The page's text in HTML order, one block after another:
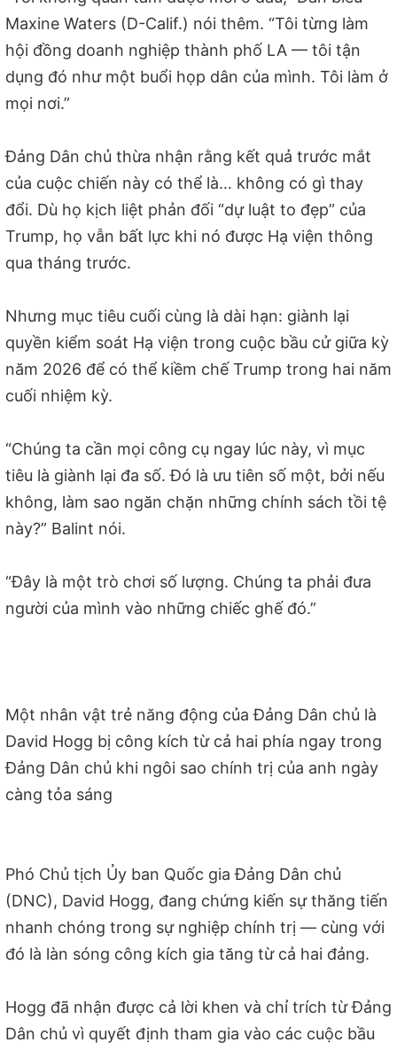
Maxine Waters (D-Calif.) nói thêm. “Tôi từng làm
hội đồng doanh nghiệp thành phố LA — tôi tận
dụng đó như một buổi họp dân của mình. Tôi làm ở
mọi nơi.”
Đảng Dân chủ thừa nhận rằng kết quả trước mắt
của cuộc chiến này có thể là… không có gì thay
đổi. Dù họ kịch liệt phản đối “dự luật to đẹp” của
Trump, họ vẫn bất lực khi nó được Hạ viện thông
qua tháng trước.
Nhưng mục tiêu cuối cùng là dài hạn: giành lại
quyền kiểm soát Hạ viện trong cuộc bầu cử giữa kỳ
năm 2026 để có thể kiềm chế Trump trong hai năm
cuối nhiệm kỳ.
“Chúng ta cần mọi công cụ ngay lúc này, vì mục
tiêu là giành lại đa số. Đó là ưu tiên số một, bởi nếu
không, làm sao ngăn chặn những chính sách tồi tệ
này?” Balint nói.
“Đây là một trò chơi số lượng. Chúng ta phải đưa
người của mình vào những chiếc ghế đó.”
Một nhân vật trẻ năng động của Đảng Dân chủ là
David Hogg bị công kích từ cả hai phía ngay trong
Đảng Dân chủ khi ngôi sao chính trị của anh ngày
càng tỏa sáng
Phó Chủ tịch Ủy ban Quốc gia Đảng Dân chủ
(DNC), David Hogg, đang chứng kiến sự thăng tiến
nhanh chóng trong sự nghiệp chính trị — cùng với
đó là làn sóng công kích gia tăng từ cả hai đảng.
Hogg đã nhận được cả lời khen và chỉ trích từ Đảng
Dân chủ vì quyết định tham gia vào các cuộc bầu